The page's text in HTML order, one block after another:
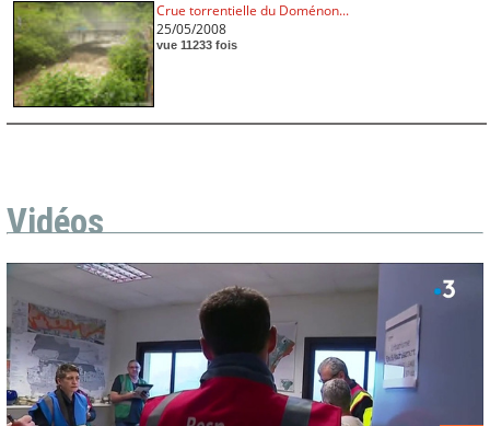
Crue torrentielle du Doménon...
25/05/2008
vue 11233 fois
Vidéos